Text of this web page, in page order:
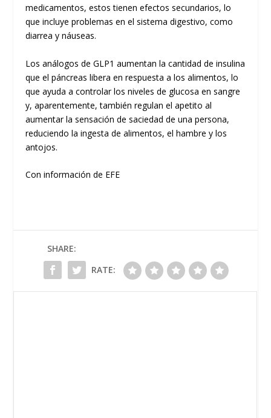
medicamentos, estos tienen efectos secundarios, lo
que incluye problemas en el sistema digestivo, como
diarrea y náuseas.
Los análogos de GLP1 aumentan la cantidad de insulina
que el páncreas libera en respuesta a los alimentos, lo
que ayuda a controlar los niveles de glucosa en sangre
y, aparentemente, también regulan el apetito al
aumentar la sensación de saciedad de una persona,
reduciendo la ingesta de alimentos, el hambre y los
antojos.
Con información de EFE
SHARE:
RATE: